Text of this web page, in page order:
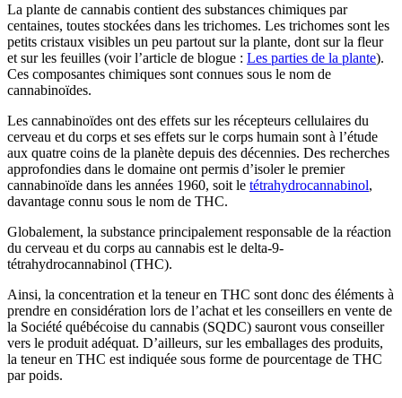
La plante de cannabis contient des substances chimiques par
centaines, toutes stockées dans les trichomes. Les trichomes sont les
petits cristaux visibles un peu partout sur la plante, dont sur la fleur
et sur les feuilles (voir l’article de blogue : Les parties de la plante).
Ces composantes chimiques sont connues sous le nom de
cannabinoïdes.
Les cannabinoïdes ont des effets sur les récepteurs cellulaires du
cerveau et du corps et ses effets sur le corps humain sont à l’étude
aux quatre coins de la planète depuis des décennies. Des recherches
approfondies dans le domaine ont permis d’isoler le premier
cannabinoïde dans les années 1960, soit le tétrahydrocannabinol,
davantage connu sous le nom de THC.
Globalement, la substance principalement responsable de la réaction
du cerveau et du corps au cannabis est le delta-9-
tétrahydrocannabinol (THC).
Ainsi, la concentration et la teneur en THC sont donc des éléments à
prendre en considération lors de l’achat et les conseillers en vente de
la Société québécoise du cannabis (SQDC) sauront vous conseiller
vers le produit adéquat. D’ailleurs, sur les emballages des produits,
la teneur en THC est indiquée sous forme de pourcentage de THC
par poids.